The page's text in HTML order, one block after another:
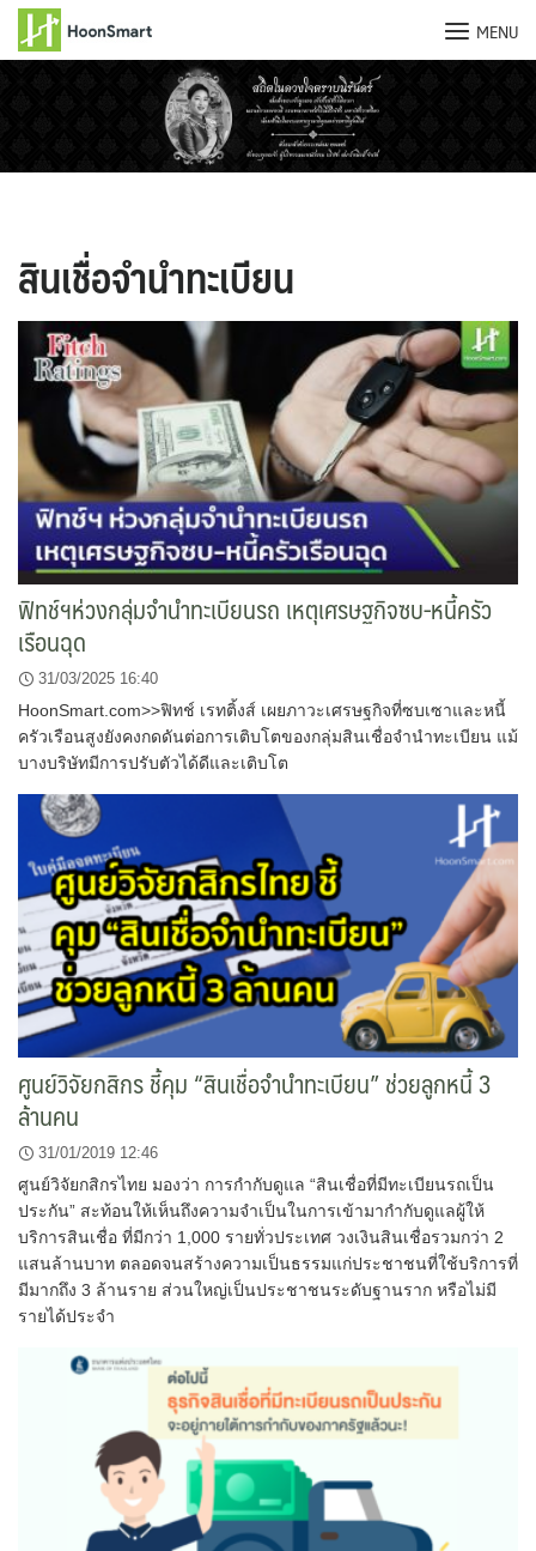
MENU
สินเชื่อจำนำทะเบียน
ฟิทช์ฯห่วงกลุ่มจำนำทะเบียนรถ เหตุเศรษฐกิจซบ-หนี้ครัว
เรือนฉุด
31/03/2025 16:40
HoonSmart.com>>ฟิทช์ เรทติ้งส์ เผยภาวะเศรษฐกิจที่ซบเซาและหนี้
ครัวเรือนสูงยังคงกดดันต่อการเติบโตของกลุ่มสินเชื่อจำนำทะเบียน แม้
บางบริษัทมีการปรับตัวได้ดีและเติบโต
ศูนย์วิจัยกสิกร ชี้คุม “สินเชื่อจำนำทะเบียน” ช่วยลูกหนี้ 3
ล้านคน
31/01/2019 12:46
ศูนย์วิจัยกสิกรไทย มองว่า การกำกับดูแล “สินเชื่อที่มีทะเบียนรถเป็น
ประกัน” สะท้อนให้เห็นถึงความจำเป็นในการเข้ามากำกับดูแลผู้ให้
บริการสินเชื่อ ที่มีกว่า 1,000 รายทั่วประเทศ วงเงินสินเชื่อรวมกว่า 2
แสนล้านบาท ตลอดจนสร้างความเป็นธรรมแก่ประชาชนที่ใช้บริการที่
มีมากถึง 3 ล้านราย ส่วนใหญ่เป็นประชาชนระดับฐานราก หรือไม่มี
รายได้ประจำ